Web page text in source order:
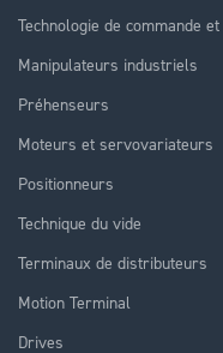
Technologie de commande
Manipulateurs industriels
Préhenseurs
Moteurs et servovariateurs
Positionneurs
Technique du vide
Terminaux de distributeurs
Motion Terminal
Drives